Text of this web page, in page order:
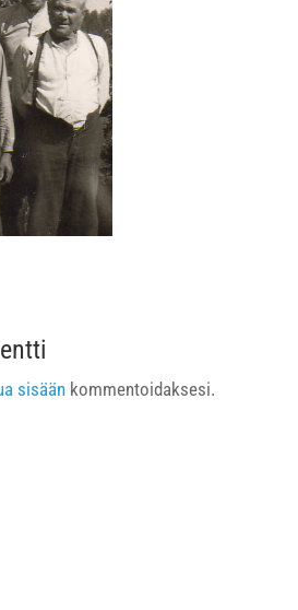
sisäänkommentoidaksesi.